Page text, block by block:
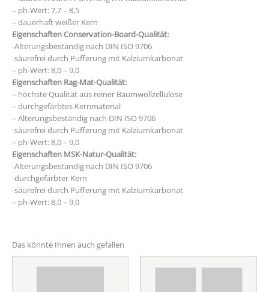
– ph-Wert: 7,7 – 8,5
– dauerhaft weißer Kern
Eigenschaften Conservation-Board-Qualität:
-Alterungsbeständig nach DIN ISO 9706
-säurefrei durch Pufferung mit Kalziumkarbonat
– ph-Wert: 8,0 – 9,0
Eigenschaften Rag-Mat-Qualität:
– höchste Qualität aus reiner Baumwollzellulose
– durchgefärbtes Kernmaterial
– Alterungsbeständig nach DIN ISO 9706
-säurefrei durch Pufferung mit Kalziumkarbonat
– ph-Wert: 8,0 – 9,0
Eigenschaften MSK-Natur-Qualität:
-Alterungsbeständig nach DIN ISO 9706
-durchgefärbter Kern
-säurefrei durch Pufferung mit Kalziumkarbonat
– ph-Wert: 8,0 – 9,0
Das könnte Ihnen auch gefallen